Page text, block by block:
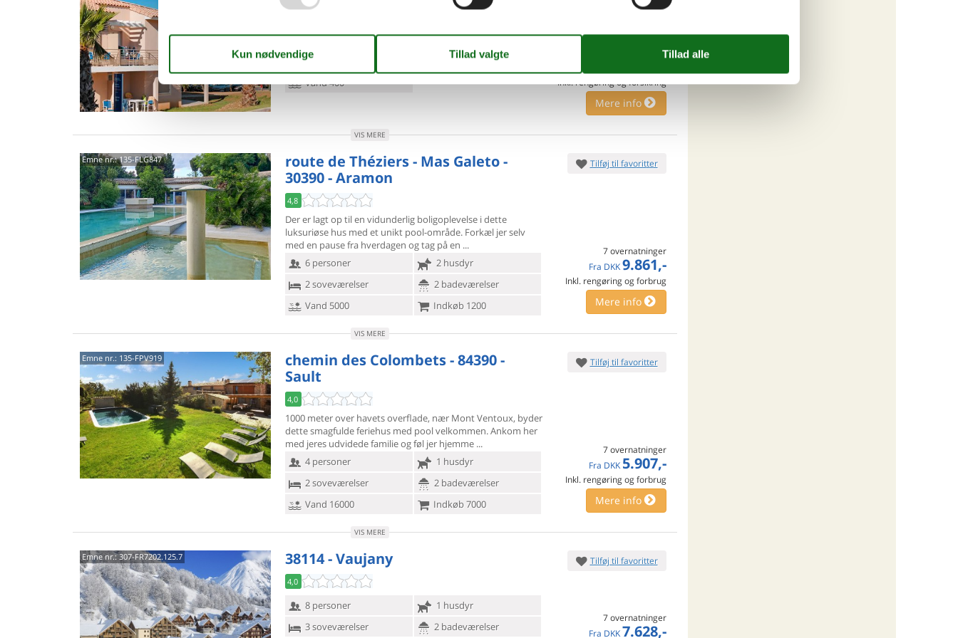
6 personer
1 husdyr
2 soveværelser
2 badeværelser
Vand 400
7 overnatninger
Inkl. rengøring og forsikring
Mere info
VIS MERE
Emne nr.:135-FLG847
route de Théziers - Mas Galeto -
30390 - Aramon
4,8
Der er lagt op til en vidunderlig boligoplevelse i dette
luksuriøse hus med et unikt pool-område. Forkæl jer selv
med en pause fra hverdagen og tag på en
6 personer
2 husdyr
2 soveværelser
2 badeværelser
Vand 5000
Indkøb 1200
Tilføj til favoritter
7 overnatninger
Fra DKK 9.861,-
Inkl. rengøring og forbrug
Mere info
VIS MERE
Emne nr.: 135-FPV919
chemin des Colombets - 84390 -
Sault
4,0
1000 meter over havets overflade, nær Mont Ventoux, byder
dette smagfuldeferiehus med pool velkommen. Ankom her
med jeres udvidede familie og føl jer hjemme
4 personer
1 husdyr
2 soveværelser
2 badeværelser
Vand 16000
Indkøb 7000
Tilføj til favoritter
7 overnatninger
Fra DKK 5.907,-
Inkl. rengøring og forbrug
Mere info
VIS MERE
Emne nr.:307-FR7202.125.7 38114 - Vaujany
4,0
8 personer
1 husdyr
3 soveværelser
2 badeværelser
Tilføj til favoritter
7 overnatninger
Fra DKK 7.628,-